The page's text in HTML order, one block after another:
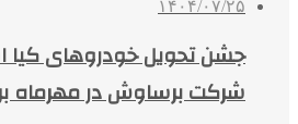
۱۴۰۴/۰۷/۲۵
جشن تحویل خودروهای کیا
شرکت برساوش در مهرماه